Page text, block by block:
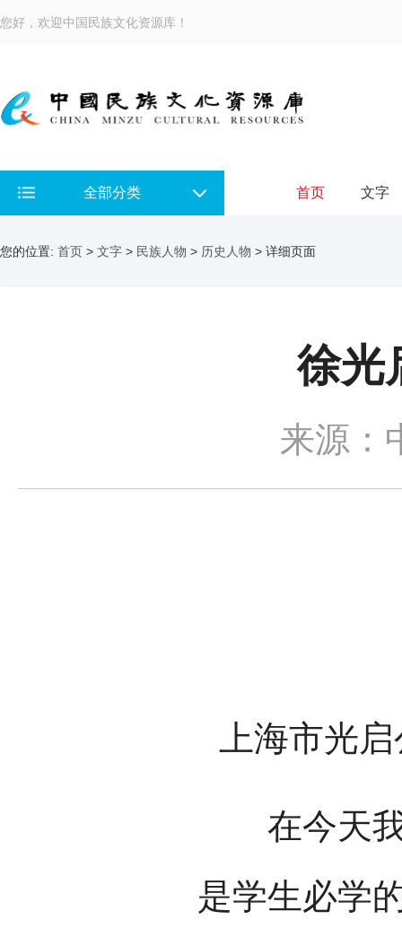
您好，欢迎中国民族文化资源库！
全部分类 首页 文字
您的位置: 首页 > 文字 > 民族人物 > 历史人物 > 详细页面
徐光
来源：
上海市光
在今天我
是学生必学